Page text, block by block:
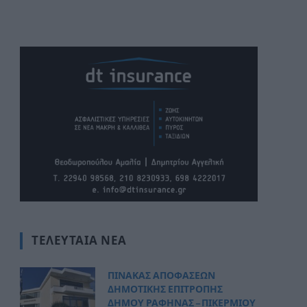
ΤΕΛΕΥΤΑΊΑ ΝΈΑ
ΠΙΝΑΚΑΣ ΑΠΟΦΑΣΕΩΝ
ΔΗΜΟΤΙΚΗΣ ΕΠΙΤΡΟΠΗΣ
ΔΗΜΟΥ ΡΑΦΗΝΑΣ – ΠΙΚΕΡΜΙΟΥ